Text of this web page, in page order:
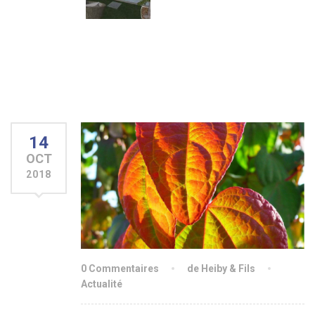
14
OCT
2018
0 Commentaires
de Heiby & Fils
Actualité